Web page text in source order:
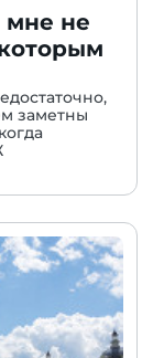
мне не
заметны